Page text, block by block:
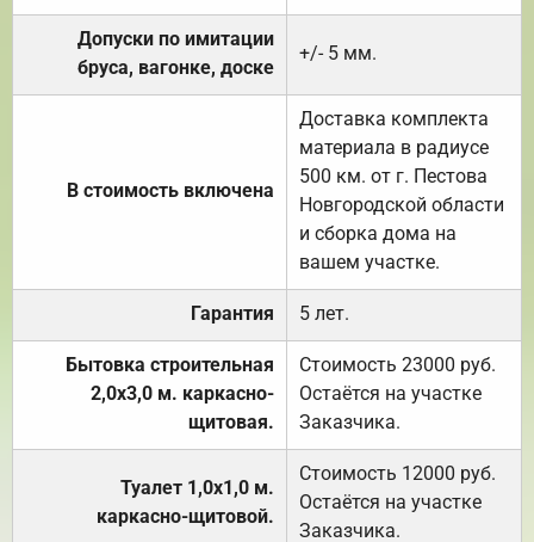
Допуски по имитации
бруса, вагонке, доске
+/- 5 мм.
В стоимость включена
Доставка комплекта
материала в радиусе
500 км. от г. Пестова
Новгородской области
и сборка дома на
вашем участке.
Гарантия 5 лет.
Бытовка строительная
2,0х3,0 м. каркасно-
щитовая.
Стоимость 23000 руб.
Остаётся на участке
Заказчика.
Туалет 1,0х1,0 м.
каркасно-щитовой.
Стоимость 12000 руб.
Остаётся на участке
Заказчика.